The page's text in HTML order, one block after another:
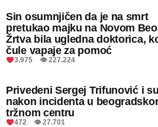
Sin osumnjičen da je na smrt
pretukao majku na Novom
Žrtva bila ugledna doktorica,
čule vapaje za pomoć
3.975 👁 227.224
Privedeni Sergej Trifunović i
nakon incidenta u
tržnom centru
472 👁 27.701